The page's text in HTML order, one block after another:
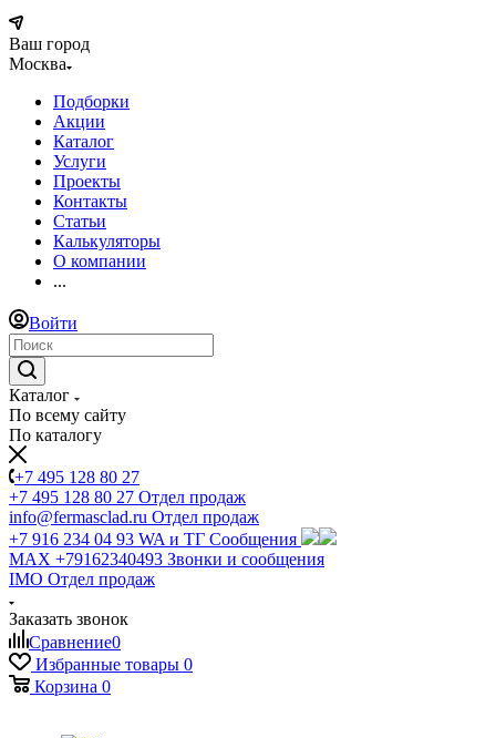
Ваш город
Москва
Подборки
Акции
Каталог
Услуги
Проекты
Контакты
Статьи
Калькуляторы
О компании
...
Войти
Каталог
По всему сайту
По каталогу
+7 495 128 80 27
+7 495 128 80 27 Отдел продаж
info@fermasclad.ru Отдел продаж
+7 916 234 04 93 WA и ТГ Сообщения
MAX +79162340493 Звонки и сообщения
IMO Отдел продаж
Заказать звонок
Сравнение0
Избранные товары 0
Корзина 0